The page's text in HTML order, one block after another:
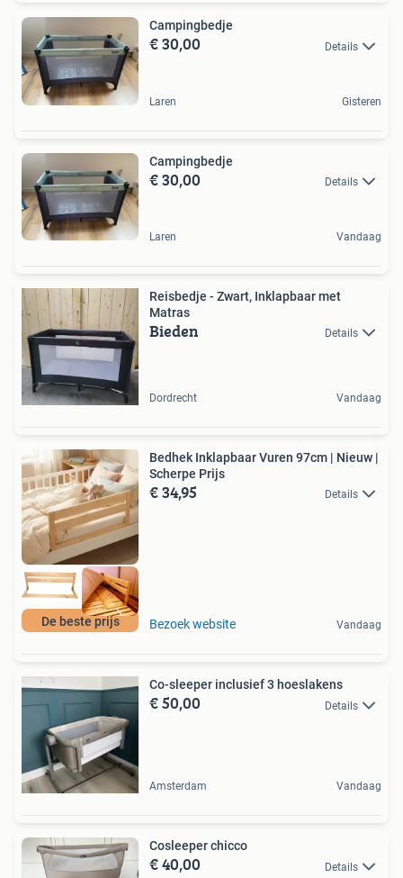
Campingbedje
€ 30,00 Details
Laren Gisteren
Campingbedje
€ 30,00 Details
Laren Vandaag
Reisbedje - Zwart, Inklapbaar met
Matras
Bieden Details
Dordrecht Vandaag
De beste prijs
Bedhek Inklapbaar Vuren 97cm | Nieuw |
Scherpe Prijs
€ 34,95 Details
Bezoek website Vandaag
Co-sleeper inclusief 3 hoeslakens
€ 50,00 Details
Amsterdam Vandaag
Cosleeper chicco
€ 40,00 Details